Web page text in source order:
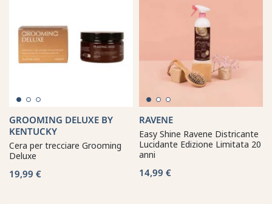
GROOMING DELUXE BY
KENTUCKY
Cera per trecciare Grooming
Deluxe
19,99 €
RAVENE
Easy Shine Ravene Districante
Lucidante Edizione Limitata 20
anni
14,99 €